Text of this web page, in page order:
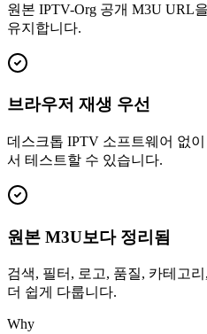
원본 IPTV-Org 공개 M3U URL
유지합니다.
브라우저 재생 우선
데스크톱 IPTV 소프트웨어 없
서 테스트할 수 있습니다.
원본 M3U보다 정리됨
검색, 필터, 로고, 품질, 카테고
더 쉽게 다룹니다.
Why